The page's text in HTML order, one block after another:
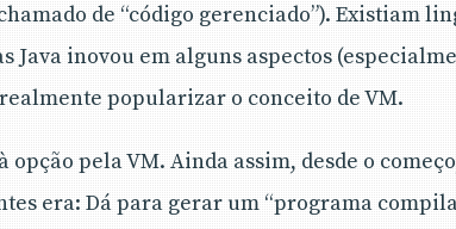
de “código gerenciado”). Existiam
Java inovou em alguns aspectos
popularizar o conceito de VM.
opção pela VM. Ainda assim, desde o
era: Dá para gerar um “programa